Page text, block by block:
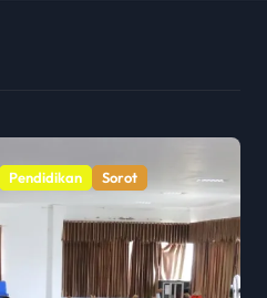
Pendidikan Sorot